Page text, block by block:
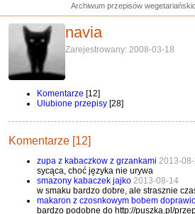
Archiwum przepisów
navia
Zarejestrowany: 2008-03-18
Komentarze [12]
Ulubione przepisy [28]
Komentarze [12]
zupa z kabaczkow z grzankami 2013-
sycąca, choć języka nie urywa
smazony kabaczek jajko 2013-08-14
w smaku bardzo dobre, ale strasznie
makaron z czosnkowym bobem
bardzo podobne do http://puszka.pl/